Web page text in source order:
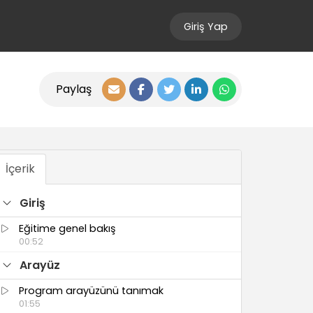
Giriş Yap
Paylaş
İçerik
Giriş
Eğitime genel bakış
00:52
Arayüz
Program arayüzünü tanımak
01:55